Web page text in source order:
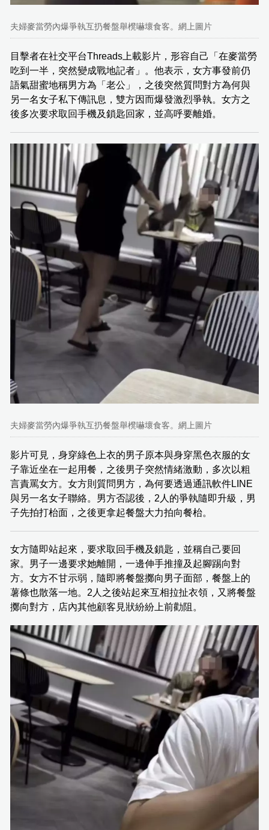
夫婦麥當勞內爆爭執互扔餐盤舉櫈嚇壞食客。網上圖片
目擊者在社交平台Threads上載影片，形容自己「在麥當勞
吃到一半，突然變成戰地記者」。他表示，女方事發前仍
語氣甜蜜地稱男方為「老公」，之後突然質問對方為何與
另一名女子私下傳訊息，雙方因而爆發激烈爭執。女方之
後多次要求取回手機及鎖匙回家，並高呼要離婚。
夫婦麥當勞內爆爭執互扔餐盤舉櫈嚇壞食客。網上圖片
影片可見，身穿綠色上衣的男子原本與身穿黑色衣服的女
子靠近坐在一起用餐，之後男子突然情緒激動，多次以粗
言責罵女方。女方則質問男方，為何要透過通訊軟件LINE
與另一名女子聯絡。男方否認後，2人的爭執隨即升級，男
子先拍打枱面，之後更拿起餐盤大力拍向餐枱。
女方隨即站起來，要求取回手機及鎖匙，並稱自己要回
家。男子一邊要求她離開，一邊伸手推撞及起腳踢向對
方。女方不甘示弱，隨即將餐盤擲向男子面部，餐盤上的
薯條也散落一地。2人之後站起來互相拉扯衣領，又將餐盤
擲向對方，店內其他顧客見狀紛紛上前勸阻。